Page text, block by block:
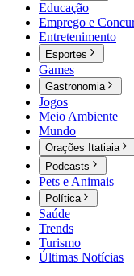
Educação
Emprego e
Entretenimento
Esportes
Games
Gastronomia
Jogos
Meio Ambiente
Mundo
Orações Itatiaia
Podcasts
Pets e Animais
Política
Saúde
Trends
Turismo
Últimas Notícias